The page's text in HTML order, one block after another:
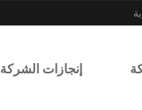
إنجازات الشركة